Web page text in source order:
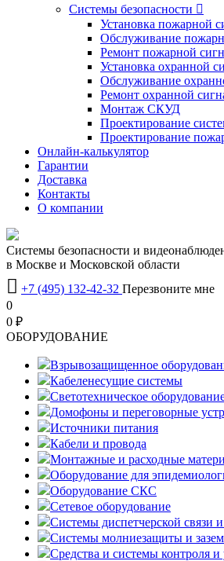
Системы безопасности 
Установка пожарной
Обслуживание
Ремонт пожарной
Установка охранной
Обслуживание
Ремонт охранной
Монтаж СКУД
Проектирование
Проектирование
Онлайн-калькулятор
Гарантии
Доставка
Контакты
О компании
Системы безопасности и
в Москве и Московской области
 +7 (495) 132-42-32 Перезвоните мне
0
0 ₽
OБОРУДОВАНИЕ
Взрывозащищенное
Кабеленесущие системы
Светотехническое
Домофоны и переговорные
Источники питания
Кабели и провода
Монтажные и расходные
Оборудование для
Оборудование СКС
Сетевое оборудование
Системы диспетчерской связи
Системы молниезащиты и
Средства и системы контроля